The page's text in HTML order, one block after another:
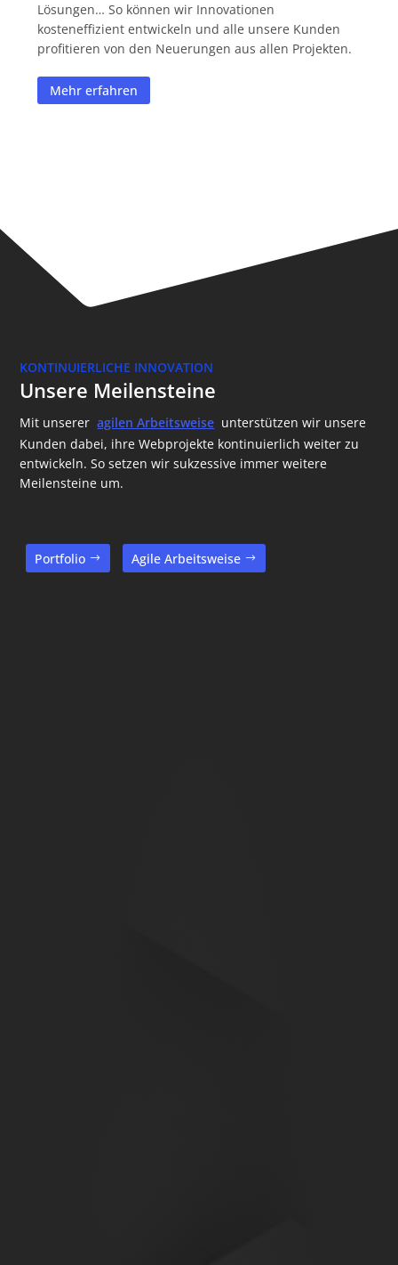
Lösungen… So können wir Innovationen
kosteneffizient entwickeln und alle unsere Kunden
profitieren von den Neuerungen aus allen Projekten.
Mehr erfahren
KONTINUIERLICHE INNOVATION
Unsere Meilensteine
Mit unserer agilen Arbeitsweise unterstützen wir unsere
Kunden dabei, ihre Webprojekte kontinuierlich weiter zu
entwickeln. So setzen wir sukzessive immer weitere
Meilensteine um.
Portfolio Agile Arbeitsweise